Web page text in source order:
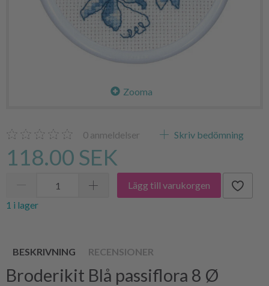
Zooma
0 anmeldelser Skriv bedömning
118.00 SEK
Lägg till varukorgen
1 i lager
BESKRIVNING RECENSIONER
Broderikit Blå passiflora 8 Ø